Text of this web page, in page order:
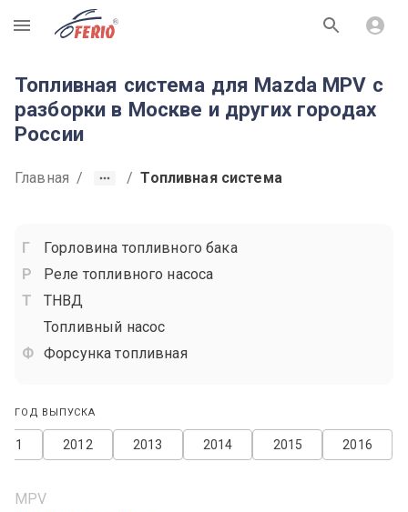
R
Топливная система для Mazda MPV с
разборки в Москве и других городах
России
Главная / / Топливная система
Горловина топливного бака
Реле топливного насоса
ТНВД
Топливный насос
Форсунка топливная
ГОД ВЫПУСКА
2016
2015
2014
2013
2012
MPV